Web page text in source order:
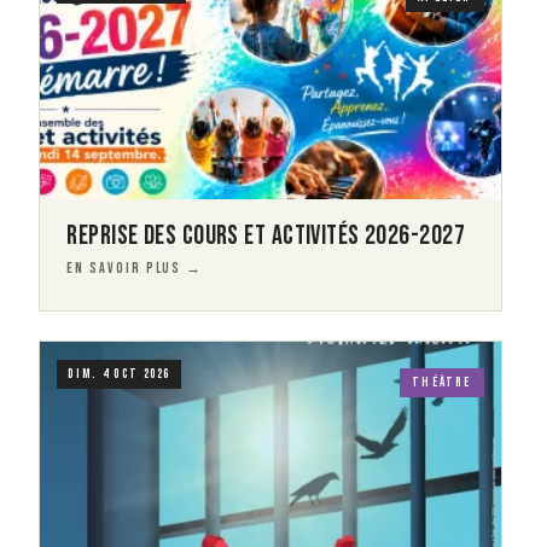
REPRISE DES COURS ET ACTIVITÉS 2026-2027
EN SAVOIR PLUS →
Visuel
Image
DIM. 4 OCT 2026
THÉÂTRE